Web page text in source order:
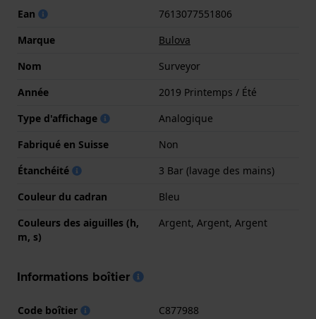
Ean
7613077551806
Marque
Bulova
Nom
Surveyor
Année
2019 Printemps / Été
Type d'affichage
Analogique
Fabriqué en Suisse
Non
Étanchéité
3 Bar (lavage des mains)
Couleur du cadran
Bleu
Couleurs des aiguilles (h,
m, s)
Argent, Argent, Argent
Informations boîtier
Code boîtier
C877988